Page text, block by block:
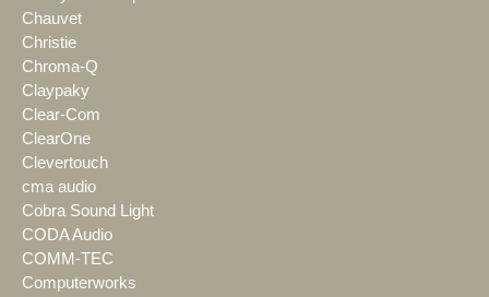
Chauvet
Christie
Chroma-Q
Claypaky
Clear-Com
ClearOne
Clevertouch
cma audio
Cobra Sound Light
CODA Audio
COMM-TEC
Computerworks